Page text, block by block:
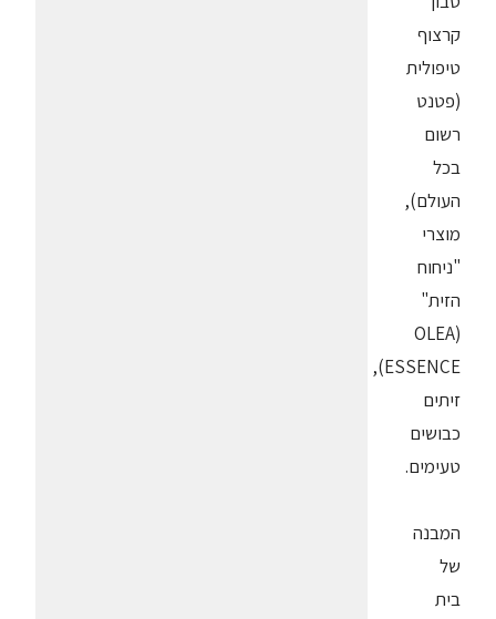
קרצוף
טיפולית
(פטנט
רשום
בכל
העולם),
מוצרי
"ניחוח
הזית"
(OLEA
ESSENCE),
זיתים
כבושים
טעימים.
המבנה
של
בית